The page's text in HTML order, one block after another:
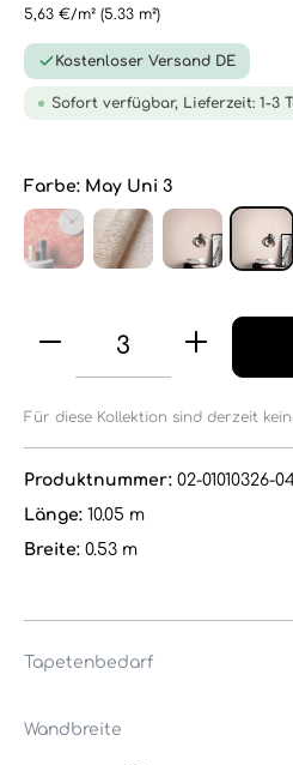
5,63 €/m² (5.33 m²)
Kostenloser Versand DE
Sofort verfügbar, Lieferzeit: 1-3
Farbe: May Uni 3
Für diese Kollektion sind derzeit
Produktnummer: 02-01010326-
Länge: 10.05 m
Breite: 0.53 m
Tapetenbedarf
Wandbreite